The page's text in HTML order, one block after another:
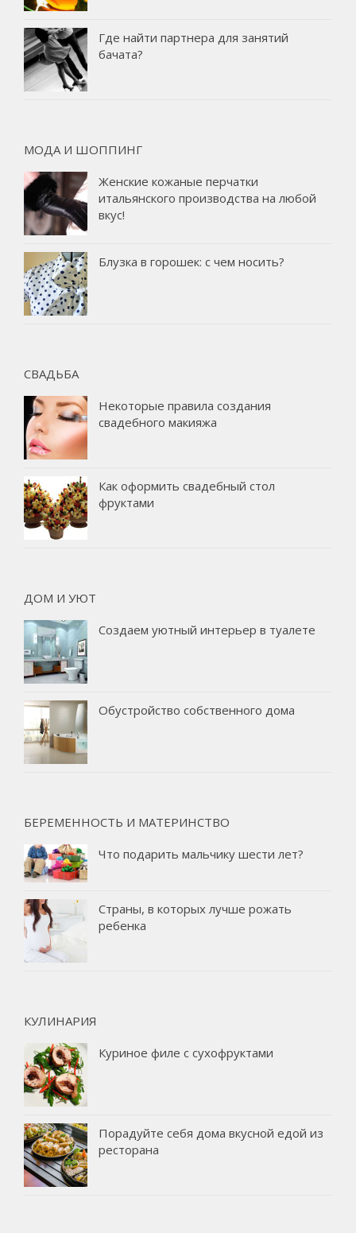
Где найти партнера для занятий
бачата?
МОДА И ШОППИНГ
Женские кожаные перчатки
итальянского производства на любой
вкус!
Блузка в горошек: с чем носить?
СВАДЬБА
Некоторые правила создания
свадебного макияжа
Как оформить свадебный стол
фруктами
ДОМ И УЮТ
Создаем уютный интерьер в туалете
Обустройство собственного дома
БЕРЕМЕННОСТЬ И МАТЕРИНСТВО
Что подарить мальчику шести лет?
Страны, в которых лучше рожать
ребенка
КУЛИНАРИЯ
Куриное филе с сухофруктами
Порадуйте себя дома вкусной едой из
ресторана